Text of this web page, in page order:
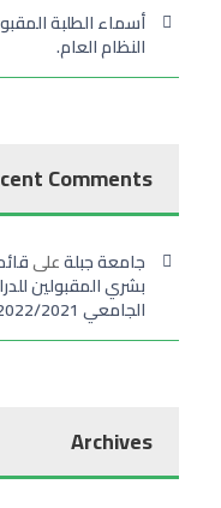
أسماء الطلبة
النظام العام.
Comments
جامعة جبلةعلى
بشري المقبولين
الجامعي 2022/2021م
Archives